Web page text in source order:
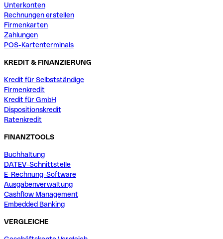
Unterkonten
Rechnungen erstellen
Firmenkarten
Zahlungen
POS-Kartenterminals
KREDIT & FINANZIERUNG
Kredit für Selbstständige
Firmenkredit
Kredit für GmbH
Dispositionskredit
Ratenkredit
FINANZTOOLS
Buchhaltung
DATEV-Schnittstelle
E-Rechnung-Software
Ausgabenverwaltung
Cashflow Management
Embedded Banking
VERGLEICHE